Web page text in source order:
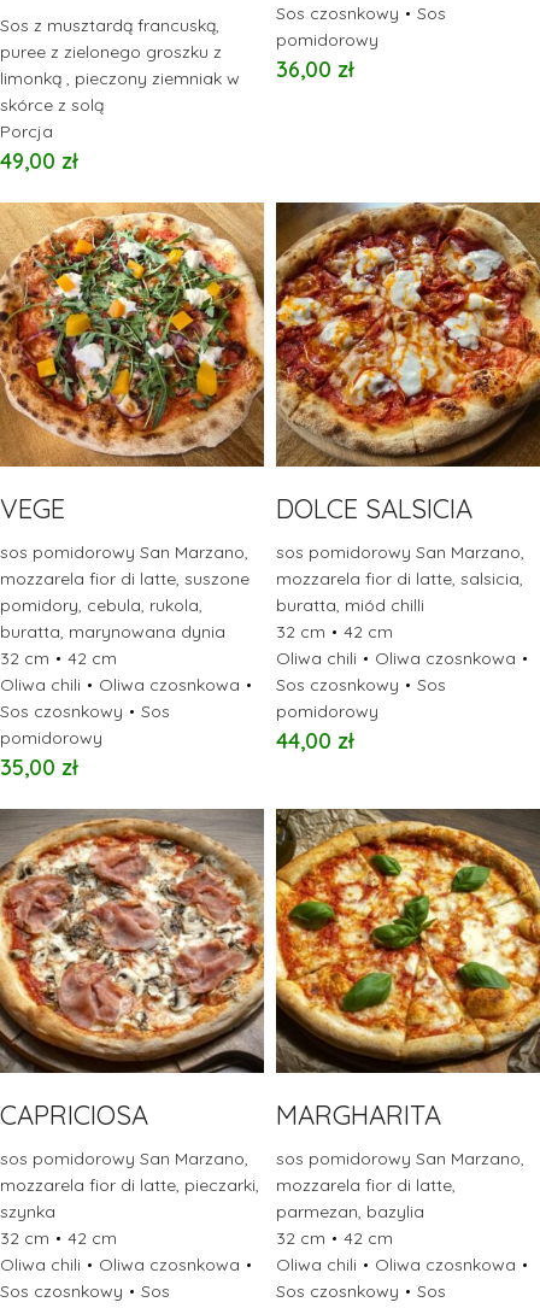
Sos z musztardą francuską,
puree z zielonego groszku z
limonką , pieczony ziemniak w
skórce z solą
Porcja
49,00 zł
Sos czosnkowy
Sos
pomidorowy
36,00 zł
VEGE
sos pomidorowy San Marzano,
mozzarela fior di latte, suszone
pomidory, cebula, rukola,
buratta, marynowana dynia
32 cm
42 cm
Oliwa chili
Oliwa czosnkowa
Sos czosnkowy
Sos
pomidorowy
35,00 zł
DOLCE SALSICIA
sos pomidorowy San Marzano,
mozzarela fior di latte, salsicia,
buratta, miód chilli
32 cm
42 cm
Oliwa chili
Oliwa czosnkowa
Sos czosnkowy
Sos
pomidorowy
44,00 zł
CAPRICIOSA
sos pomidorowy San Marzano,
mozzarela fior di latte, pieczarki,
szynka
32 cm
42 cm
Oliwa chili
Oliwa czosnkowa
Sos czosnkowy
Sos
MARGHARITA
sos pomidorowy San Marzano,
mozzarela fior di latte,
parmezan, bazylia
32 cm
42 cm
Oliwa chili
Oliwa czosnkowa
Sos czosnkowy
Sos